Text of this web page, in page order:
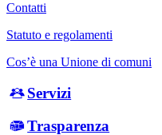
Contatti
Statuto e regolamenti
Cos’è una Unione di comuni
Servizi
Trasparenza